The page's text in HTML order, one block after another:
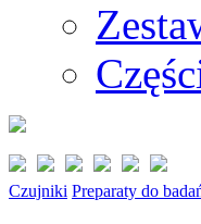
Czujniki Preparaty do